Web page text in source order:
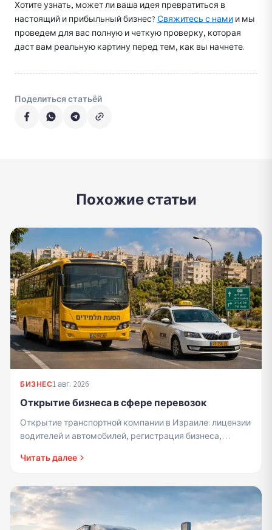
Хотите узнать, может ли ваша идея превратиться в
настоящий и прибыльный бизнес? Свяжитесь с нами и мы
проведем для вас полную и четкую проверку, которая
даст вам реальную картину перед тем, как вы начнете.
Поделиться статьёй
Похожие статьи
БИЗНЕС1 авг. 2026
Открытие бизнеса в сфере перевозок
Открытие транспортной компании в Израиле: лицензии
водителей и автомобилей, регистрация бизнеса,
Читать далее